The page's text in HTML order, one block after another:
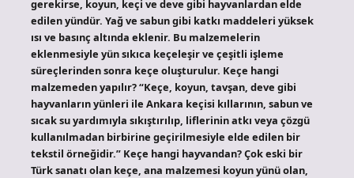
gerekirse, koyun, keçi ve deve gibi hayvanlardan elde
edilen yündür. Yağ ve sabun gibi katkı maddeleri yüksek
ısı ve basınç altında eklenir. Bu malzemelerin
eklenmesiyle yün sıkıca keçeleşir ve çeşitli işleme
süreçlerinden sonra keçe oluşturulur. Keçe hangi
malzemeden yapılır? “Keçe, koyun, tavşan, deve gibi
hayvanların yünleri ile Ankara keçisi kıllarının, sabun ve
sıcak su yardımıyla sıkıştırılıp, liflerinin atkı veya çözgü
kullanılmadan birbirine geçirilmesiyle elde edilen bir
tekstil örneğidir.” Keçe hangi hayvandan? Çok eski bir
Türk sanatı olan keçe, ana malzemesi koyun yünü olan,